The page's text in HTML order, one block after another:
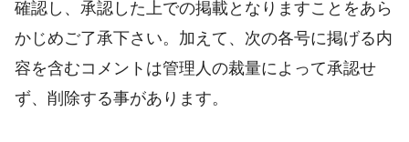
確認し、承認した上での掲載となりますことをあら
かじめご了承下さい。加えて、次の各号に掲げる内
容を含むコメントは管理人の裁量によって承認せ
ず、削除する事があります。